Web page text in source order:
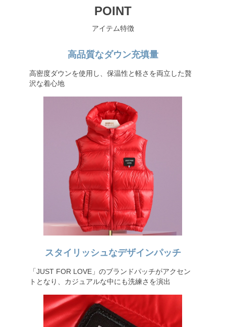
POINT
アイテム特徴
高品質なダウン充填量
高密度ダウンを使用し、保温性と軽さを両立した贅
沢な着心地
スタイリッシュなデザインパッチ
「JUST FOR LOVE」のブランドパッチがアクセン
トとなり、カジュアルな中にも洗練さを演出